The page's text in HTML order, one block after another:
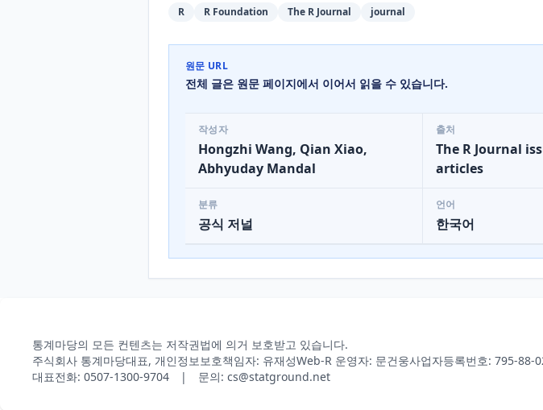
R R Foundation The R Journal journal
원문 URL
전체 글은 원문 페이지에서 이어서 읽을 수 있습니다.
작성자
Hongzhi Wang, Qian Xiao,
Abhyuday Mandal
출처
The R Journal
articles
분류
공식 저널
언어
한국어
통계마당의 모든 컨텐츠는 저작권법에 의거 보호받고 있습니다.
주식회사 통계마당대표, 개인정보보호책임자: 유재성Web-R 운영자: 문건웅사업자등록번호: 795-88-
대표전화: 0507-1300-9704 | 문의: cs@statground.net